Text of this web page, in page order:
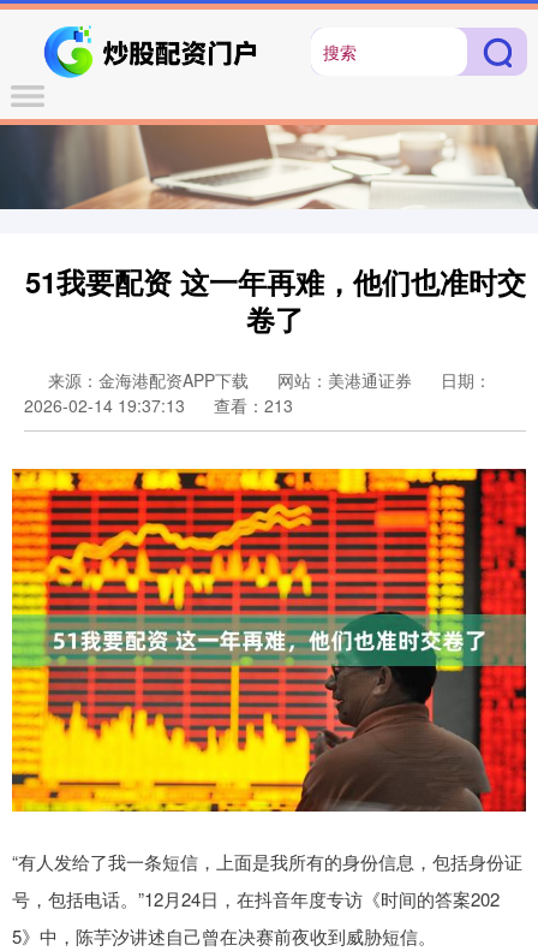
51我要配资 这一年再难，他们也准时交
卷了
来源：金海港配资APP下载 网站：美港通证券
日期：
2026-02-14 19:37:13
查看：213
“有人发给了我一条短信，上面是我所有的身份信息，包括身份证
号，包括电话。”12月24日，在抖音年度专访《时间的答案202
5》中，陈芋汐讲述自己曾在决赛前夜收到威胁短信。